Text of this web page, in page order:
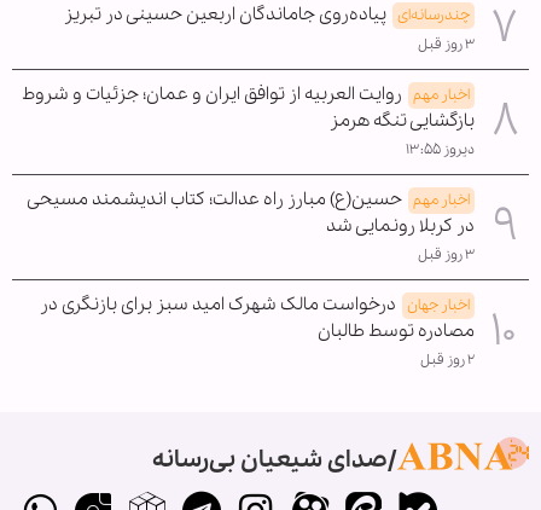
چندرسانه‌ای پیاده‌روی جاماندگان اربعین حسینی در تبریز
۳ روز قبل
اخبار مهم روایت العربیه از توافق ایران و عمان؛ جزئیات و شروط
بازگشایی تنگه هرمز
دیروز ۱۳:۵۵
اخبار مهم حسین(ع) مبارز راه عدالت؛ کتاب اندیشمند مسیحی
در کربلا رونمایی شد
۳ روز قبل
اخبار جهان درخواست مالک شهرک امید سبز برای بازنگری در
مصادره توسط طالبان
۲ روز قبل
صدای شیعیان بی‌رسانه